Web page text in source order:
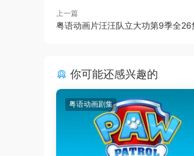
上一篇
粤语动画片汪汪队立大功第9季全
你可能还感兴趣的
粤语动画剧集